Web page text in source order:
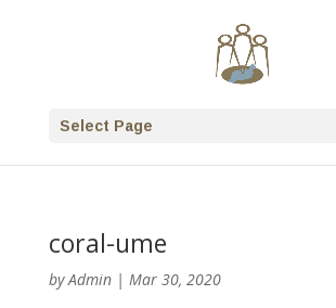
Select Page
coral-ume
byAdmin| Mar 30, 2020